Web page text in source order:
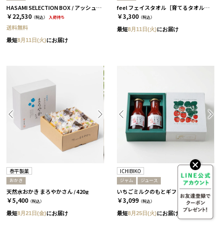
HASAMI SELECTION BOX / アッシュホワイト［ハサミポーセリン］
￥22,530 （税込） 入荷待ち
送料無料
最短8月11日(火)にお届け
feel フェイスタオル［育てるタオル］/ チャコール
￥3,300 （税込）
最短8月11日(火)にお届け
泰平製菓
おかき
天然水おかき まろやかさん / 420g
￥5,400 （税込）
最短8月21日(金)にお届け
ICHIBIKO
ジャム ジュース
いちごミルクのもとギフトセット / 2本 / いちご［ICHIBIKO］
￥3,099 （税込）
最短8月25日(火)にお届け